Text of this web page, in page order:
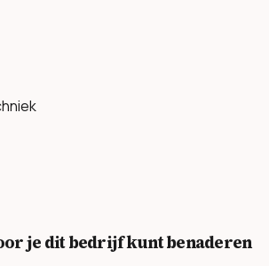
je dit bedrijf kunt benaderen